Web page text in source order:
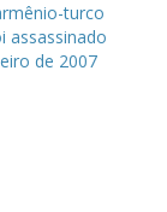
turco
assassinado
de 2007